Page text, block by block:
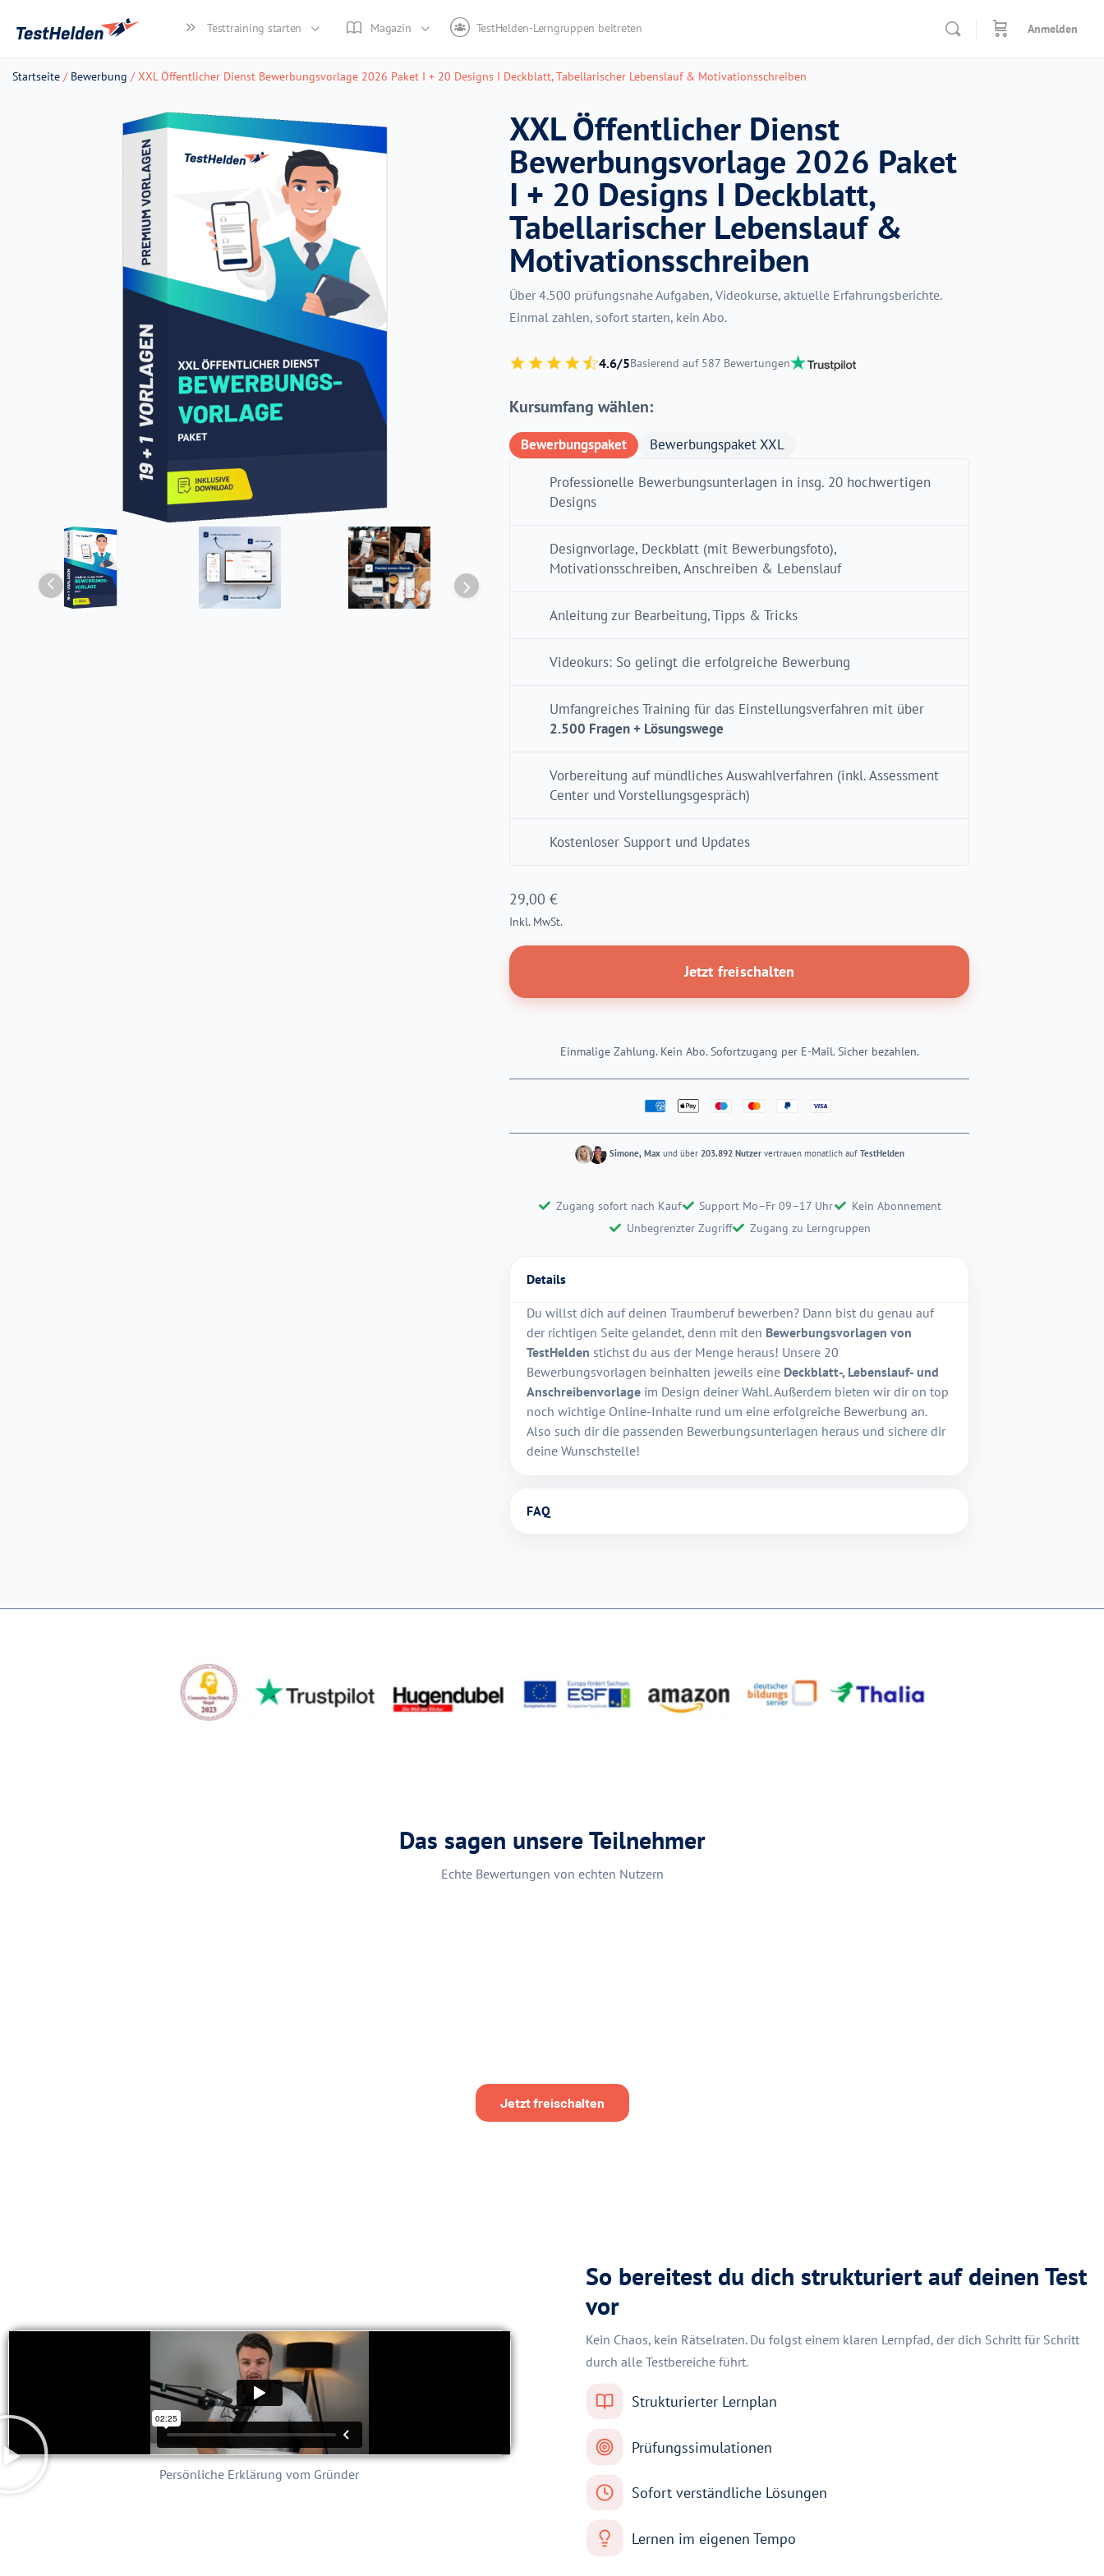
Testtraining starten Magazin TestHelden-Lerngruppen beitreten Anmelden
Startseite / Bewerbung / XXL Öffentlicher Dienst Bewerbungsvorlage 2026 Paket I + 20 Designs I Deckblatt, Tabellarischer Lebenslauf & Motivationsschreiben
XXL Öffentlicher Dienst
Bewerbungsvorlage 2026 Paket
I + 20 Designs I Deckblatt,
Tabellarischer Lebenslauf &
Motivationsschreiben
Über 4.500 prüfungsnahe Aufgaben, Videokurse, aktuelle Erfahrungsberichte.
Einmal zahlen, sofort starten, kein Abo.
4.6/5Basierend auf 587 Bewertungen
Kursumfang wählen:
Bewerbungspaket Bewerbungspaket XXL
Professionelle Bewerbungsunterlagen in insg. 20 hochwertigen
Designs
Designvorlage, Deckblatt (mit Bewerbungsfoto),
Motivationsschreiben, Anschreiben & Lebenslauf
Anleitung zur Bearbeitung, Tipps & Tricks
Videokurs: So gelingt die erfolgreiche Bewerbung
Umfangreiches Training für das Einstellungsverfahren mit über
2.500 Fragen + Lösungswege
Vorbereitung auf mündliches Auswahlverfahren (inkl. Assessment
Center und Vorstellungsgespräch)
Kostenloser Support und Updates
29,00 €
Inkl. MwSt.
Jetzt freischalten
Einmalige Zahlung. Kein Abo. Sofortzugang per E-Mail. Sicher bezahlen.
Simone, Max und über 203.892 Nutzer vertrauen monatlich auf TestHelden
Zugang sofort nach Kauf Support Mo–Fr 09–17 Uhr
Kein Abonnement
Unbegrenzter Zugriff
Zugang zu Lerngruppen
Details
Du willst dich auf deinen Traumberuf bewerben? Dann bist du genau auf
der richtigen Seite gelandet, denn mit den Bewerbungsvorlagen von
TestHelden stichst du aus der Menge heraus! Unsere 20
Bewerbungsvorlagen beinhalten jeweils eine Deckblatt-, Lebenslauf- und
Anschreibenvorlage im Design deiner Wahl. Außerdem bieten wir dir on top
noch wichtige Online-Inhalte rund um eine erfolgreiche Bewerbung an.
Also such dir die passenden Bewerbungsunterlagen heraus und sichere dir
deine Wunschstelle!
FAQ
Das sagen unsere Teilnehmer
Echte Bewertungen von echten Nutzern
Jetzt freischalten
Persönliche Erklärung vom Gründer
So bereitest du dich strukturiert auf deinen Test
vor
Kein Chaos, kein Rätselraten. Du folgst einem klaren Lernpfad, der dich Schritt für Schritt
durch alle Testbereiche führt.
Strukturierter Lernplan
Prüfungssimulationen
Sofort verständliche Lösungen
Lernen im eigenen Tempo